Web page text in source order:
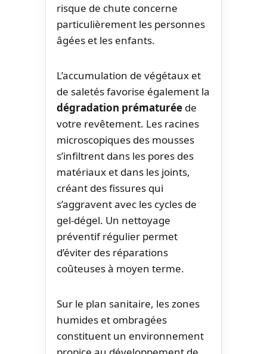
risque de chute concerne
particulièrement les personnes
âgées et les enfants.
L’accumulation de végétaux et
de saletés favorise également la
dégradation prématurée de
votre revêtement. Les racines
microscopiques des mousses
s’infiltrent dans les pores des
matériaux et dans les joints,
créant des fissures qui
s’aggravent avec les cycles de
gel-dégel. Un nettoyage
préventif régulier permet
d’éviter des réparations
coûteuses à moyen terme.
Sur le plan sanitaire, les zones
humides et ombragées
constituent un environnement